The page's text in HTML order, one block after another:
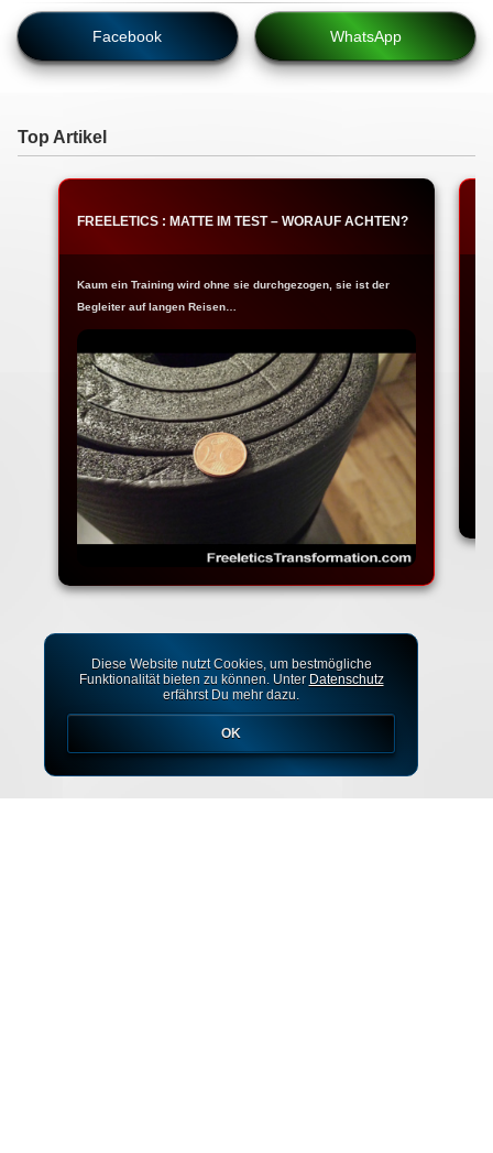
Facebook WhatsApp
Top Artikel
FREELETICS : MATTE IM TEST – WORAUF ACHTEN?
Kaum ein Training wird ohne sie durchgezogen, sie ist der
Begleiter auf langen Reisen…
Diese Website nutzt Cookies, um bestmögliche
Funktionalität bieten zu können. Unter Datenschutz
erfährst Du mehr dazu.
OK